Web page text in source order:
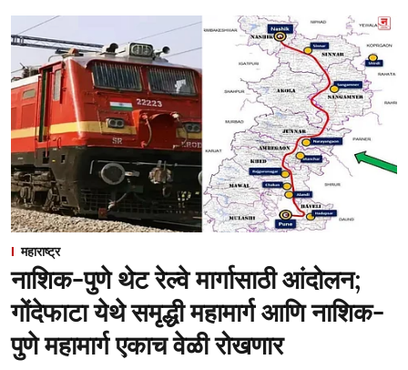
महाराष्ट्र
नाशिक-पुणे थेट रेल्वे मार्गासाठी आंदोलन;
गोंदेफाटा येथे समृद्धी महामार्ग आणि नाशिक-
पुणे महामार्ग एकाच वेळी रोखणार